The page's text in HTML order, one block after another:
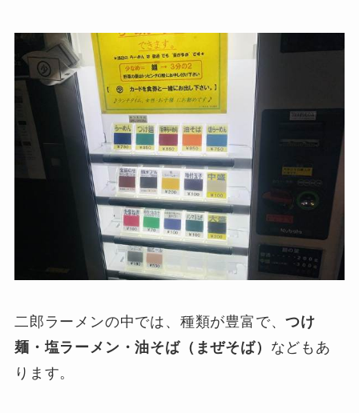
二郎ラーメンの中では、種類が豊富で、つけ
麺・塩ラーメン・油そば（まぜそば） などもあ
ります。